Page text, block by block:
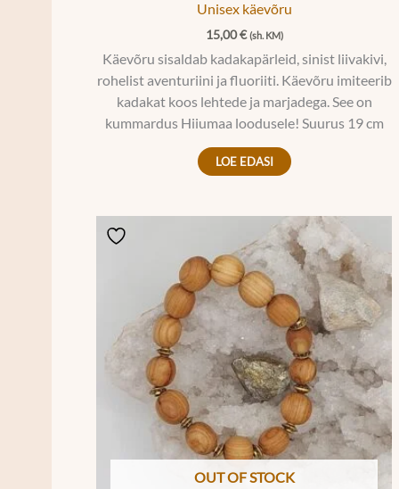
Unisex käevõru
15,00€ (sh. KM)
Käevõru sisaldab kadakapärleid, sinist liivakivi,
rohelist aventuriini ja fluoriiti. Käevõru imiteerib
kadakat koos lehtede ja marjadega. See on
kummardus Hiiumaa loodusele! Suurus 19 cm
LOE EDASI
OUT OF STOCK